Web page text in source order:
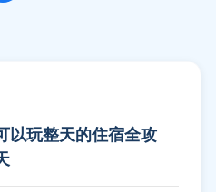
以玩整天的住宿全攻